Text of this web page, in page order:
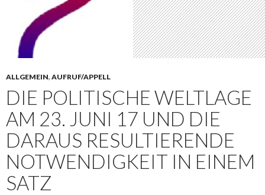
ALLGEMEIN, AUFRUF/APPELL
DIE POLITISCHE WELTLAGE
AM 23. JUNI 17 UND DIE
DARAUS RESULTIERENDE
NOTWENDIGKEIT IN EINEM
SATZ